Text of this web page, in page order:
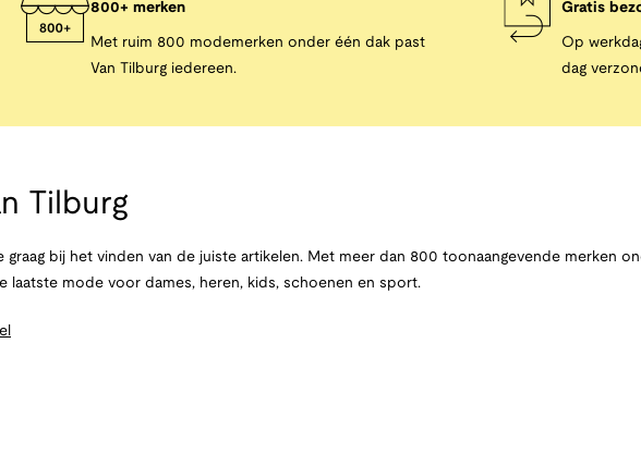
800+ merken
Met ruim 800 modemerken onder één dak past
Van Tilburg iedereen.
Gratis
Op
dag
Tilburg
graag bij het vinden van de juiste artikelen. Met meer dan 800 toonaangevende merken
laatste mode voor dames, heren, kids, schoenen en sport.